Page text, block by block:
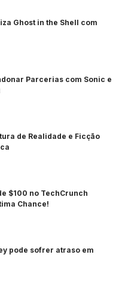
Ghost in the Shell com
Parcerias com Sonic e
de Realidade e Ficção
$100 no TechCrunch
Chance!
pode sofrer atraso em